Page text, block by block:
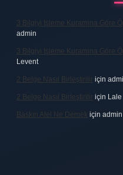
3 Bilgiyi Işleme Kuramına Göre
admin
3 Bilgiyi Işleme Kuramına Göre
Levent
2 Belge Nasıl Birleştirilir için
2 Belge Nasıl Birleştirilir için Lale
Baskın Alel Ne Demek için admin